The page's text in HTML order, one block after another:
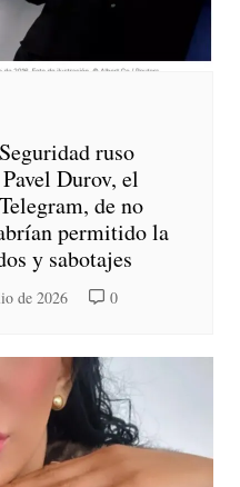
ruso
Durov, el
de no
permitido la
y sabotajes
de 2026 0